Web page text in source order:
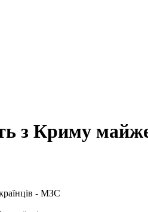
з Криму